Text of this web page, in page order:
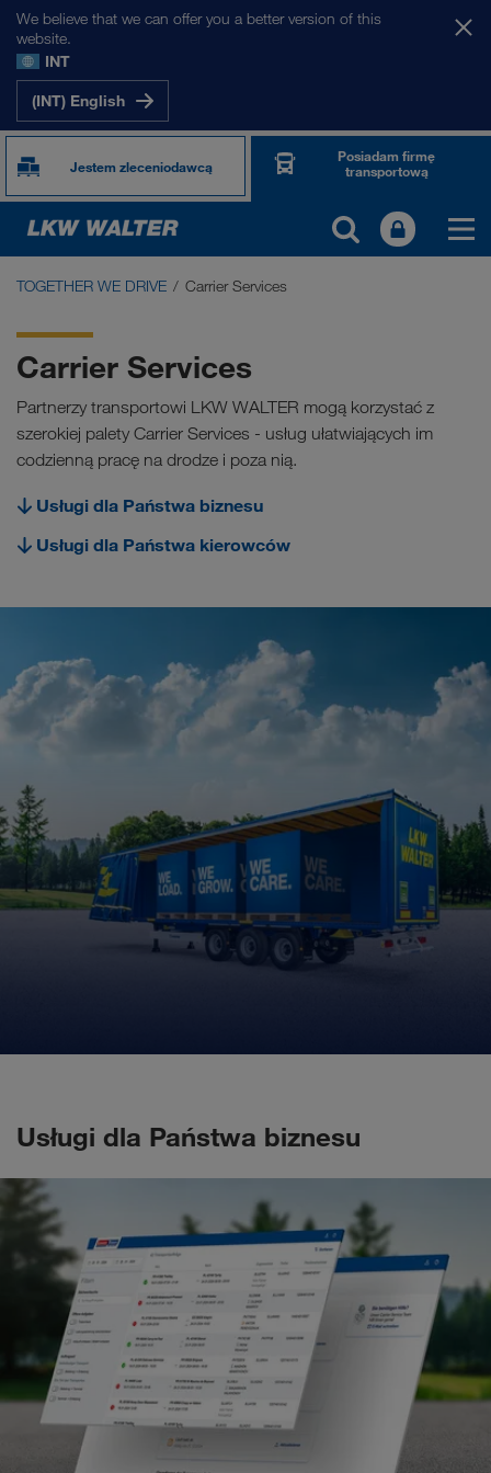
We believe that we can offer you a better version of this
website.
INT
(INT) English
Jestem zleceniodawcą
Posiadam firmę
transportową
TOGETHER WE DRIVE
WE LOAD
WE GROW
WE CARE
Carrier Services
TOGETHER WE DRIVE Carrier Services
Carrier Services
Partnerzy transportowi LKW WALTER mogą korzystać z
szerokiej palety Carrier Services - usług ułatwiających im
codzienną pracę na drodze i poza nią.
Usługi dla Państwa biznesu
Usługi dla Państwa kierowców
Usługi dla Państwa biznesu